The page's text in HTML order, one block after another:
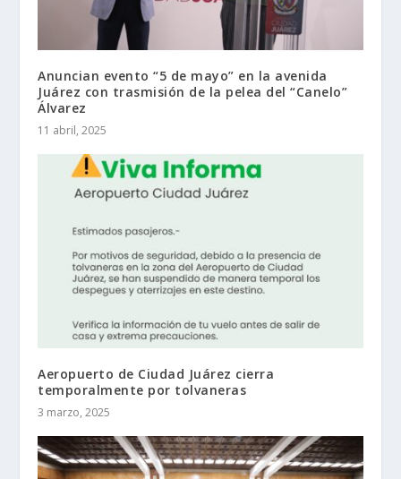
Anuncian evento “5 de mayo” en la avenida
Juárez con trasmisión de la pelea del “Canelo”
Álvarez
11 abril, 2025
Aeropuerto de Ciudad Juárez cierra
temporalmente por tolvaneras
3 marzo, 2025